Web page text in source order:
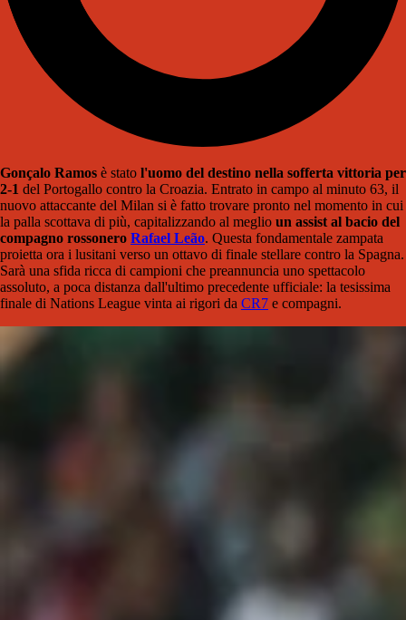
Gonçalo Ramos è stato l'uomo del destino nella sofferta vittoria per
2-1 del Portogallo contro la Croazia. Entrato in campo al minuto 63, il
nuovo attaccante del Milan si è fatto trovare pronto nel momento in cui
la palla scottava di più, capitalizzando al meglio un assist al bacio del
compagno rossonero Rafael Leão. Questa fondamentale zampata
proietta ora i lusitani verso un ottavo di finale stellare contro la Spagna.
Sarà una sfida ricca di campioni che preannuncia uno spettacolo
assoluto, a poca distanza dall'ultimo precedente ufficiale: la tesissima
finale di Nations League vinta ai rigori da CR7 e compagni.